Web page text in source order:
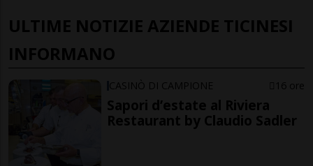
ULTIME NOTIZIE AZIENDE TICINESI
INFORMANO
CASINÒ DI CAMPIONE 16 ore
Sapori d’estate al Riviera
Restaurant by Claudio Sadler